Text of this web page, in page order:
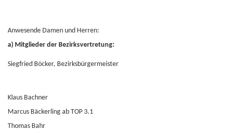
Anwesende Damen und Herren:
a) Mitglieder der Bezirksvertretung:
Siegfried Böcker, Bezirksbürgermeister
Klaus Bachner
Marcus Bäckerling ab TOP 3.1
Thomas Bahr